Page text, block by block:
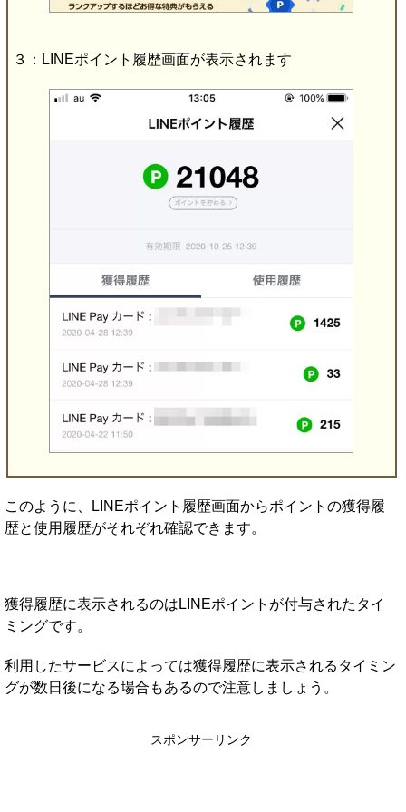
３：LINEポイント履歴画面が表示されます
このように、LINEポイント履歴画面からポイントの獲得履
歴と使用履歴がそれぞれ確認できます。
獲得履歴に表示されるのはLINEポイントが付与されたタイ
ミングです。
利用したサービスによっては獲得履歴に表示されるタイミン
グが数日後になる場合もあるので注意しましょう。
スポンサーリンク